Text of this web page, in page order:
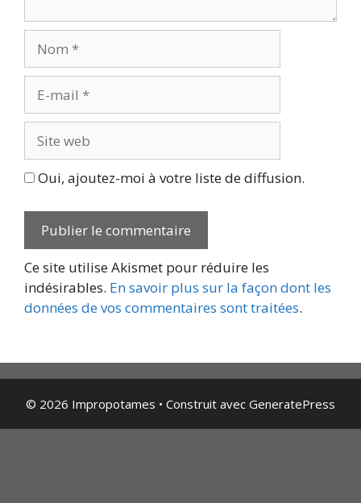
mail
web
Oui, ajoutez-moi à votre liste de diffusion.
Ce site utilise Akismet pour réduire les
indésirables. En savoir plus sur la façon dont les
données de vos commentaires sont traitées.
© 2026 Impropotames • Construit avec GeneratePress